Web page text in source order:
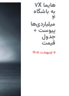
هایما ۷X
به باشگاه
۴
میلیاردی‌ها
پیوست +
جدول
قیمت
۵ اردیبهشت ۱۴۰۵